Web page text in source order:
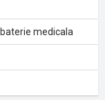
medicala